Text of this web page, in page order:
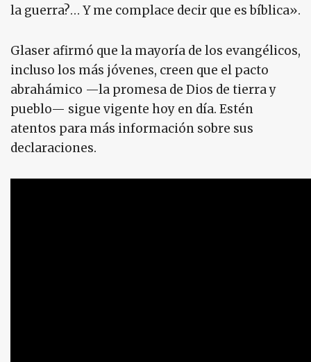
la guerra?… Y me complace decir que es bíblica».
Glaser afirmó que la mayoría de los evangélicos,
incluso los más jóvenes, creen que el pacto
abrahámico —la promesa de Dios de tierra y
pueblo— sigue vigente hoy en día. Estén
atentos para más información sobre sus
declaraciones.